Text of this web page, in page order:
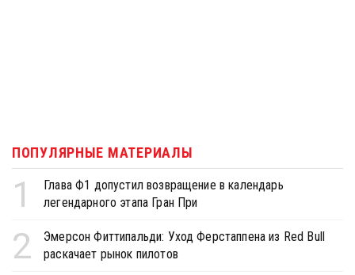
ПОПУЛЯРНЫЕ МАТЕРИАЛЫ
1
Глава Ф1 допустил возвращение в календарь
легендарного этапа Гран При
2
Эмерсон Фиттипальди: Уход Ферстаппена из Red Bull
раскачает рынок пилотов